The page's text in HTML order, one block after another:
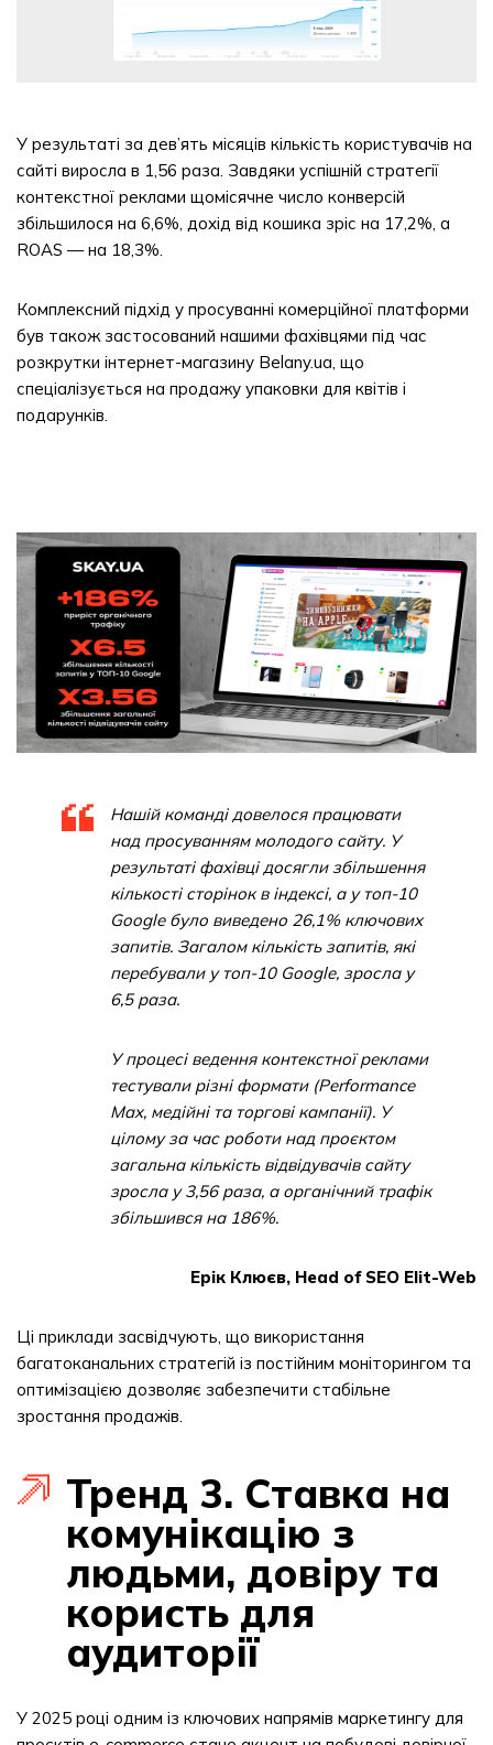
У результаті за дев’ять місяців кількість користувачів на
сайті виросла в 1,56 раза. Завдяки успішній стратегії
контекстної реклами щомісячне число конверсій
збільшилося на 6,6%, дохід від кошика зріс на 17,2%, а
ROAS — на 18,3%.
Комплексний підхід у просуванні комерційної платформи
був також застосований нашими фахівцями під час
розкрутки інтернет-магазину Belany.ua, що
спеціалізується на продажу упаковки для квітів і
подарунків.
Нашій команді довелося працювати
над просуванням молодого сайту. У
результаті фахівці досягли збільшення
кількості сторінок в індексі, а у топ-10
Google було виведено 26,1% ключових
запитів. Загалом кількість запитів, які
перебували у топ-10 Google, зросла у
6,5 раза.
У процесі ведення контекстної реклами
тестували різні формати (Performance
Max, медійні та торгові кампанії). У
цілому за час роботи над проєктом
загальна кількість відвідувачів сайту
зросла у 3,56 раза, а органічний трафік
збільшився на 186%.
Ерік Клюєв, Head of SEO Elit-Web
Ці приклади засвідчують, що використання
багатоканальних стратегій із постійним моніторингом та
оптимізацією дозволяє забезпечити стабільне
зростання продажів.
Тренд 3. Ставка на
комунікацію з
людьми, довіру та
користь для
аудиторії
У 2025 році одним із ключових напрямів маркетингу для